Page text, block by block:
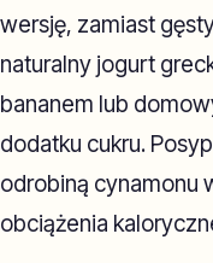
wersję, zamiast
naturalny jogurt
bananem lub
dodatku cukru.
odrobiną cynamonu
obciążenia